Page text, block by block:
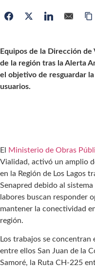
Equipos de la Dirección
de la región tras la Alerta
el objetivo de resguardar
usuarios.
El Ministerio de Obras
Vialidad, activó un amplio
en la Región de Los Lagos
Senapred debido al
labores buscan responder
mantener la conectividad
región.
Los trabajos se
entre ellos San Juan de la
Samoré, la Ruta CH-225